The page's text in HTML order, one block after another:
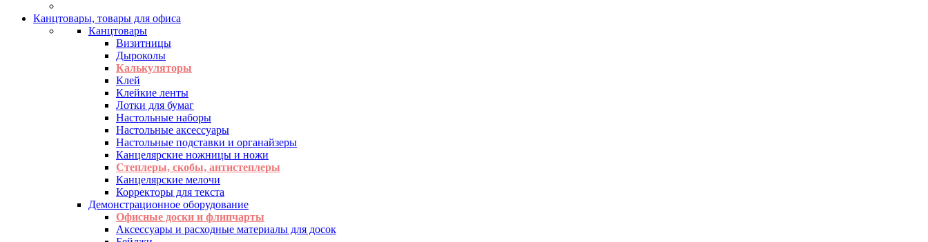
Канцтовары, товары для офиса
Канцтовары
Визитницы
Дыроколы
Калькуляторы
Клей
Клейкие ленты
Лотки для бумаг
Настольные наборы
Настольные аксессуары
Настольные подставки и органайзеры
Канцелярские ножницы и ножи
Степлеры, скобы, антистеплеры
Канцелярские мелочи
Корректоры для текста
Демонстрационное оборудование
Офисные доски и флипчарты
Аксессуары и расходные материалы для досок